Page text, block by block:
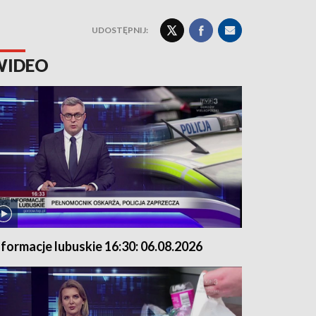
UDOSTĘPNIJ:
lubuskie 16:30: 06.08.2026